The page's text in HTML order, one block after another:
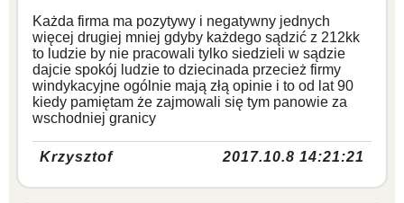
Każda firma ma pozytywy i negatywny jednych
więcej drugiej mniej gdyby każdego sądzić z 212kk
to ludzie by nie pracowali tylko siedzieli w sądzie
dajcie spokój ludzie to dziecinada przecież firmy
windykacyjne ogólnie mają złą opinie i to od lat 90
kiedy pamiętam że zajmowali się tym panowie za
wschodniej granicy
Krzysztof 2017.10.8 14:21:21